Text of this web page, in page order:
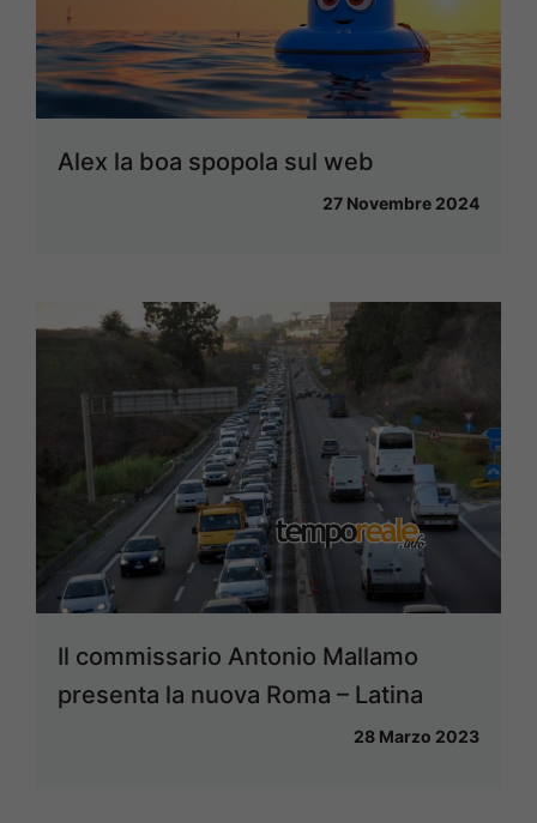
Alex la boa spopola sul web
27 Novembre 2024
Il commissario Antonio Mallamo
presenta la nuova Roma – Latina
28 Marzo 2023